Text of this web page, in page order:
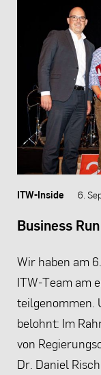
ITW-Inside 6.
Business
Wir haben am
ITW-Team am
teilgenommen.
belohnt: Im
von
Dr. Daniel